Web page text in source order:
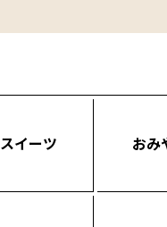
スイーツ おみ